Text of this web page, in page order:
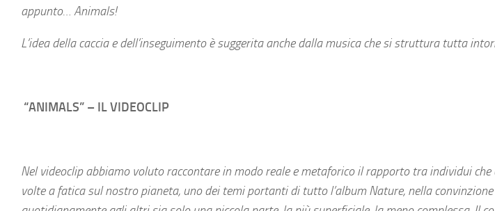
appunto… Animals!
L’idea della caccia e dell’inseguimento è suggerita anche dalla musica che si struttura tutta
“ANIMALS” – IL VIDEOCLIP
Nel videoclip abbiamo voluto raccontare in modo reale e metaforico il rapporto tra individui
volte a fatica sul nostro pianeta, uno dei temi portanti di tutto l’album Nature, nella